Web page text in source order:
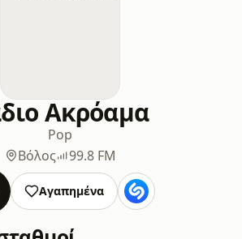
Ακρόαμα
Pop
Βόλος
99.8 FM
Αγαπημένα